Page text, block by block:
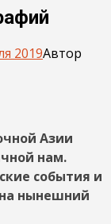
2019Автор
Азии
нам.
события и
нынешний